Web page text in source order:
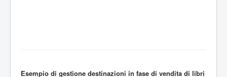
Esempio di gestione destinazioni in fase di vendita di libri